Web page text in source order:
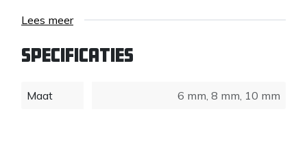
Lees meer
Specificaties
Maat 6 mm, 8 mm, 10 mm